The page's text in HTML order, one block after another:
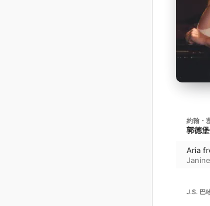
約翰・
郭德
Aria
J.S. 巴